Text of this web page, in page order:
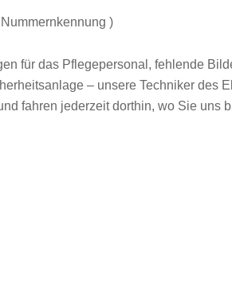
)
für das Pflegepersonal, fehlende
– unsere Techniker des
fahren jederzeit dorthin, wo Sie uns